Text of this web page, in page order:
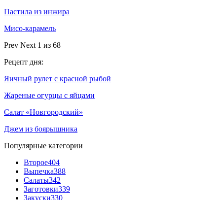
Пастила из инжира
Мисо-карамель
Prev Next 1 из 68
Рецепт дня:
Яичный рулет с красной рыбой
Жареные огурцы с яйцами
Салат «Новгородский»
Джем из боярышника
Популярные категории
Второе404
Выпечка388
Салаты342
Заготовки339
Закуски330